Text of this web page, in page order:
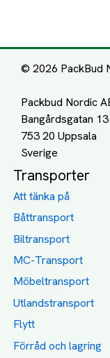
© 2026 PackBud
Packbud Nordic
Bangårdsgatan 13
753 20 Uppsala
Transporter
Att tänka på
Båttransport
Biltransport
MC-Transport
Möbeltransport
Utlandstransport
Flytt
Förråd och lagring